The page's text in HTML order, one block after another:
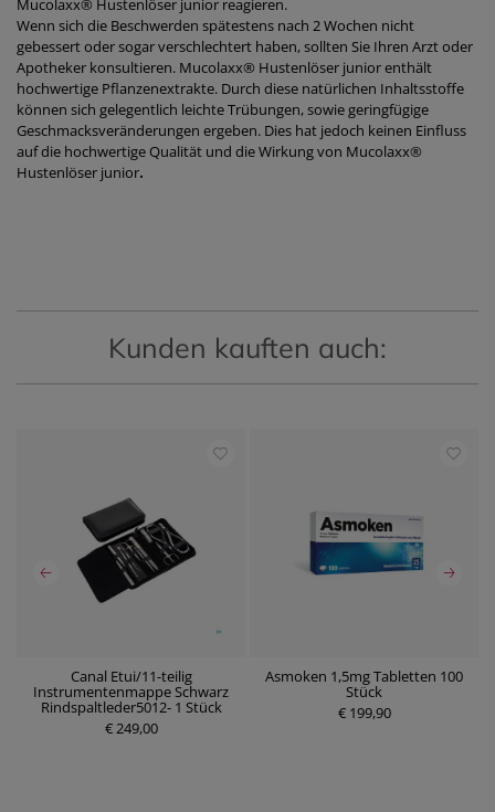
Mucolaxx® Hustenlöser junior reagieren.
Wenn sich die Beschwerden spätestens nach 2 Wochen nicht
gebessert oder sogar verschlechtert haben, sollten Sie Ihren Arzt oder
Apotheker konsultieren. Mucolaxx® Hustenlöser juniorenthält
hochwertige Pflanzenextrakte. Durch diese natürlichen Inhaltsstoffe
können sich gelegentlich leichte Trübungen, sowie geringfügige
Geschmacksveränderungen ergeben. Dies hat jedoch keinen Einfluss
auf die hochwertige Qualität und die Wirkung von Mucolaxx®
Hustenlöser junior.
Kunden kauften auch:
Canal Etui/11-teilig
Instrumentenmappe Schwarz
Rindspaltleder5012- 1 Stück
€ 249,00
Asmoken 1,5mg Tabletten 100
Stück
€ 199,90
P
r